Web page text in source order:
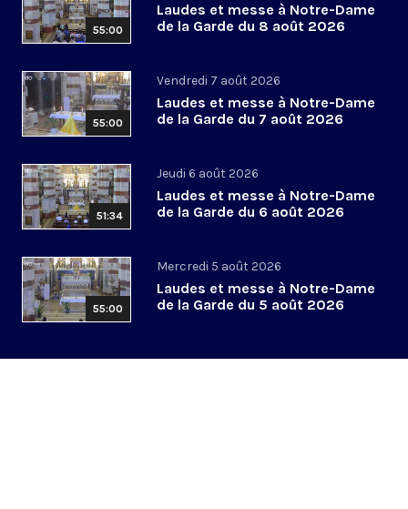
55:00
Laudes et messe à Notre-Dame
de la Garde du 8 août 2026
55:00
Vendredi 7 août 2026
Laudes et messe à Notre-Dame
de la Garde du 7 août 2026
51:34
Jeudi 6 août 2026
Laudes et messe à Notre-Dame
de la Garde du 6 août 2026
55:00
Mercredi 5 août 2026
Laudes et messe à Notre-Dame
de la Garde du 5 août 2026